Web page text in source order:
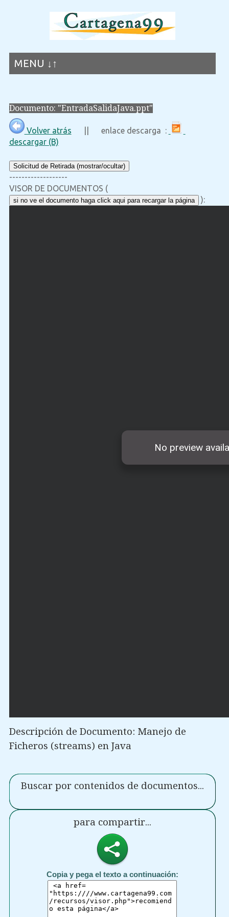
MENU ↓↑
Documento: "EntradaSalidaJava.ppt"
Volver atrás || enlace descarga :
descargar (B)
Solicitud de Retirada (mostrar/ocultar)
-------------------
VISOR DE DOCUMENTOS (
si no ve el documento haga click aqui para recargar la página ):
Descripción de Documento: Manejo de
Ficheros (streams) en Java
Buscar por contenidos de documentos...
para compartir...
Copia y pega el texto a continuación: